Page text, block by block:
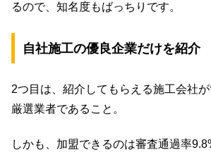
るので、知名度もばっちりです。
自社施工の優良企業だけを紹介
2つ目は、紹介してもらえる施工会社
厳選業者であること。
しかも、加盟できるのは審査通過率